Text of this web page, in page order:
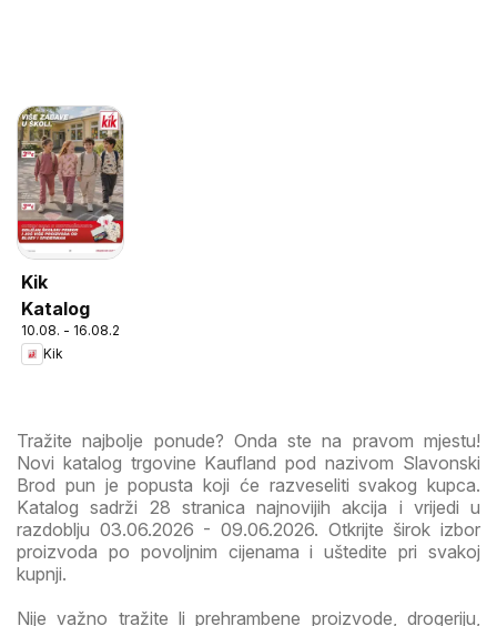
Kik
Katalog
10.08. - 16.08.2026
Kik
Tražite najbolje ponude? Onda ste na pravom mjestu!
Novi katalog trgovine Kaufland pod nazivom Slavonski
Brod pun je popusta koji će razveseliti svakog kupca.
Katalog sadrži 28 stranica najnovijih akcija i vrijedi u
razdoblju 03.06.2026 - 09.06.2026. Otkrijte širok izbor
proizvoda po povoljnim cijenama i uštedite pri svakoj
kupnji.
Nije važno tražite li prehrambene proizvode, drogeriju,